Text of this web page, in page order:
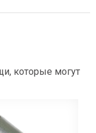
которые могут